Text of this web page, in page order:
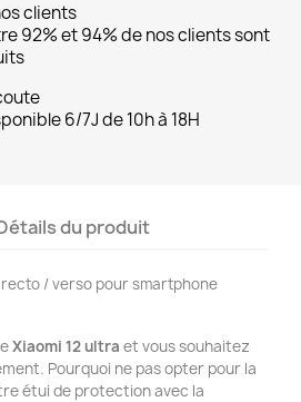
clients
92% et 94% de nos clients sont
6/7J de 10h à 18H
du produit
/ verso pour smartphone
Xiaomi 12 ultra et vous souhaitez
Pourquoi ne pas opter pour la
étui de protection avec la